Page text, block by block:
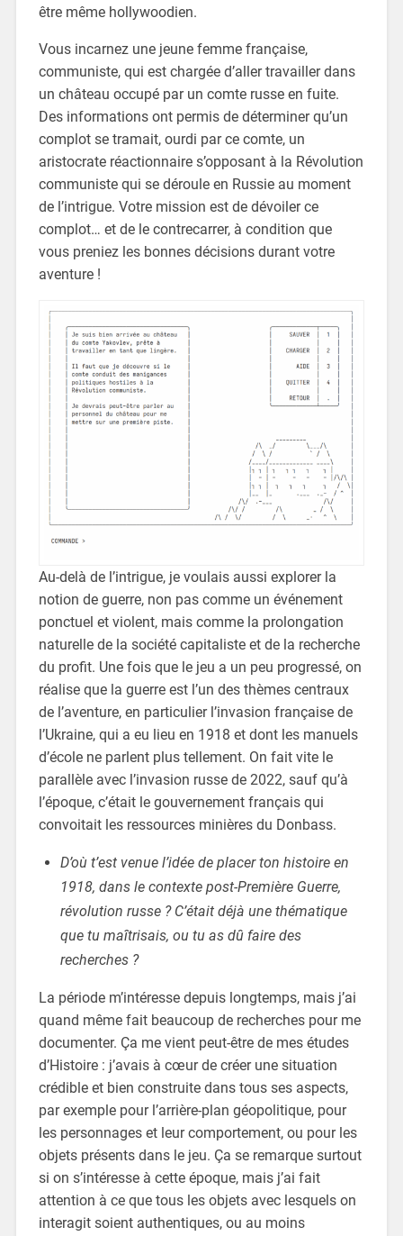
être même hollywoodien.
Vous incarnez une jeune femme française,
communiste, qui est chargée d’aller travailler dans
un château occupé par un comte russe en fuite.
Des informations ont permis de déterminer qu’un
complot se tramait, ourdi par ce comte, un
aristocrate réactionnaire s’opposant à la Révolution
communiste qui se déroule en Russie au moment
de l’intrigue. Votre mission est de dévoiler ce
complot… et de le contrecarrer, à condition que
vous preniez les bonnes décisions durant votre
aventure !
Au-delà de l’intrigue, je voulais aussi explorer la
notion de guerre, non pas comme un événement
ponctuel et violent, mais comme la prolongation
naturelle de la société capitaliste et de la recherche
du profit. Une fois que le jeu a un peu progressé, on
réalise que la guerre est l’un des thèmes centraux
de l’aventure, en particulier l’invasion française de
l’Ukraine, qui a eu lieu en 1918 et dont les manuels
d’école ne parlent plus tellement. On fait vite le
parallèle avec l’invasion russe de 2022, sauf qu’à
l’époque, c’était le gouvernement français qui
convoitait les ressources minières du Donbass.
D’où t’est venue l’idée de placer ton histoire en
1918, dans le contexte post-Première Guerre,
révolution russe ? C’était déjà une thématique
que tu maîtrisais, ou tu as dû faire des
recherches ?
La période m’intéresse depuis longtemps, mais j’ai
quand même fait beaucoup de recherches pour me
documenter. Ça me vient peut-être de mes études
d’Histoire : j’avais à cœur de créer une situation
crédible et bien construite dans tous ses aspects,
par exemple pour l’arrière-plan géopolitique, pour
les personnages et leur comportement, ou pour les
objets présents dans le jeu. Ça se remarque surtout
si on s’intéresse à cette époque, mais j’ai fait
attention à ce que tous les objets avec lesquels on
interagit soient authentiques, ou au moins